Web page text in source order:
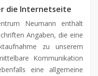
die Internetseite
Neumann enthält
Angaben, die eine
zu unserem
Kommunikation
eine allgemeine